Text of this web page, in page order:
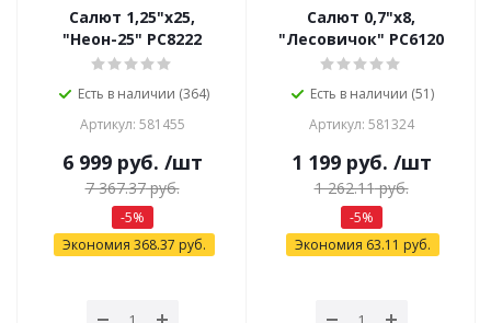
Салют 1,25"х25,
"Неон-25" РС8222
Есть в наличии (364)
Артикул: 581455
6 999руб. /шт
7 367.37руб.
-5%
Экономия 368.37 руб.
Салют 0,7"х8,
"Лесовичок" РС6120
Есть в наличии (51)
Артикул: 581324
1 199руб. /шт
1 262.11руб.
-5%
Экономия 63.11 руб.